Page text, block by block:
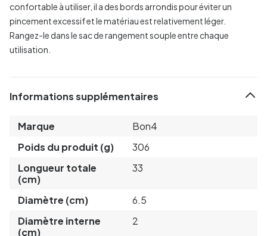
confortable à utiliser, il a des bords arrondis pour éviter un
pincement excessif et le matériau est relativement léger.
Rangez-le dans le sac de rangement souple entre chaque
utilisation.
Informations supplémentaires
Marque
Bon4
Poids du produit (g)
306
Longueur totale
(cm)
33
Diamètre (cm)
6.5
Diamètre interne
(cm)
2